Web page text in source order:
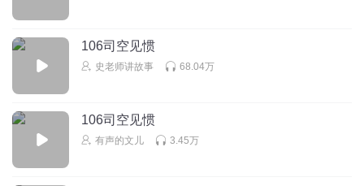
106司空见惯
史老师讲故事 68.04万
106司空见惯
有声的文儿 3.45万